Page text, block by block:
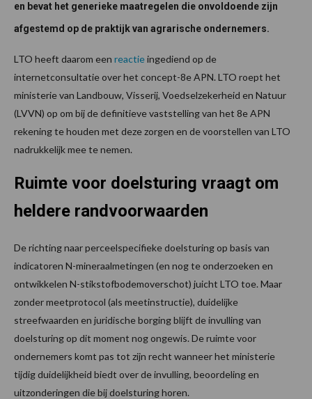
en bevat het generieke maatregelen die onvoldoende zijn
afgestemd op de praktijk van agrarische ondernemers.
LTO heeft daarom een reactieingediend op de
internetconsultatie over het concept-8e APN. LTO roept het
ministerie van Landbouw, Visserij, Voedselzekerheid en Natuur
(LVVN) op om bij de definitieve vaststelling van het 8e APN
rekening te houden met deze zorgen en de voorstellen van LTO
nadrukkelijk mee te nemen.
Ruimte voor doelsturing vraagt om
heldere randvoorwaarden
De richting naar perceelspecifieke doelsturing op basis van
indicatoren N-mineraalmetingen (en nog te onderzoeken en
ontwikkelen N-stikstofbodemoverschot) juicht LTO toe. Maar
zonder meetprotocol (als meetinstructie), duidelijke
streefwaarden en juridische borging blijft de invulling van
doelsturing op dit moment nog ongewis. De ruimte voor
ondernemers komt pas tot zijn recht wanneer het ministerie
tijdig duidelijkheid biedt over de invulling, beoordeling en
uitzonderingen die bij doelsturing horen.